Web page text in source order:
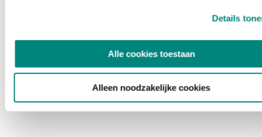
Details
Alle cookies toestaan
Alleen noodzakelijke cookies